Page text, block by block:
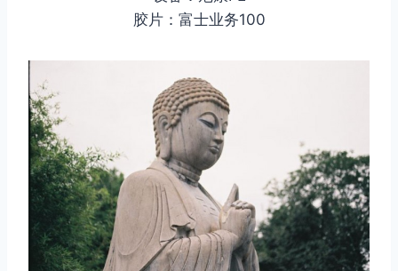
胶片：富士业务100